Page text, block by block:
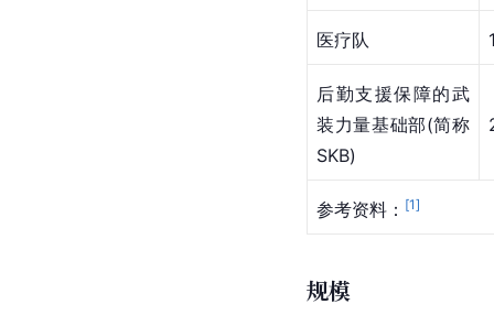
医疗队
后勤支援保障的武
装力量基础部(简称
SKB)
参考资料： [1]
规模